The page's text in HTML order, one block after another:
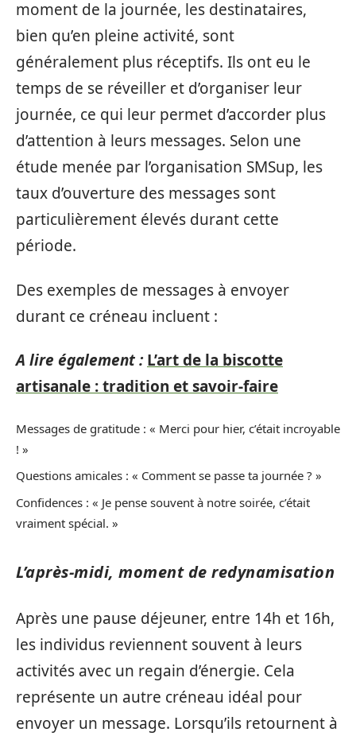
moment de la journée, les destinataires,
bien qu’en pleine activité, sont
généralement plus réceptifs. Ils ont eu le
temps de se réveiller et d’organiser leur
journée, ce qui leur permet d’accorder plus
d’attention à leurs messages. Selon une
étude menée par l’organisation SMSup, les
taux d’ouverture des messages sont
particulièrement élevés durant cette
période.
Des exemples de messages à envoyer
durant ce créneau incluent :
A lire également : L’art de la biscotte
artisanale : tradition et savoir-faire
Messages de gratitude : « Merci pour hier, c’était incroyable
! »
Questions amicales : « Comment se passe ta journée ? »
Confidences : « Je pense souvent à notre soirée, c’était
vraiment spécial. »
L’après-midi, moment de redynamisation
Après une pause déjeuner, entre 14h et 16h,
les individus reviennent souvent à leurs
activités avec un regain d’énergie. Cela
représente un autre créneau idéal pour
envoyer un message. Lorsqu’ils retournent à